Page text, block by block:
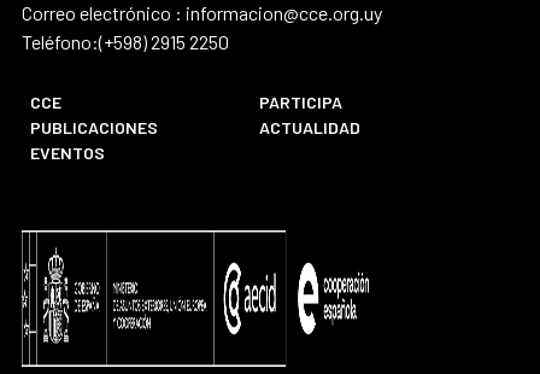
Correo electrónico : informacion@cce.org.uy
Teléfono:(+598) 2915 2250
CCE
PARTICIPA
PUBLICACIONES
ACTUALIDAD
EVENTOS